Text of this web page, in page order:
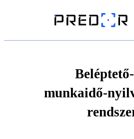
Videók
Dokumentumtár
munkaidő-